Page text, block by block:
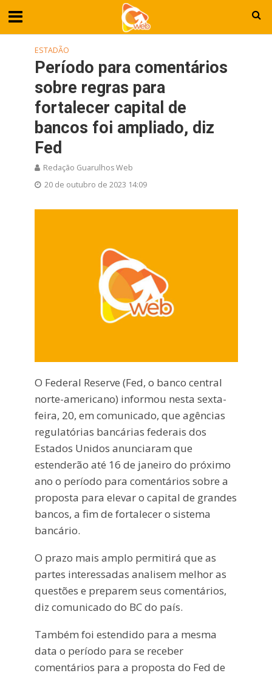
ESTADÃO
Período para comentários
sobre regras para
fortalecer capital de
bancos foi ampliado, diz
Fed
Redação Guarulhos Web
20 de outubro de 2023 14:09
O Federal Reserve (Fed, o banco central
norte-americano) informou nesta sexta-
feira, 20, em comunicado, que agências
regulatórias bancárias federais dos
Estados Unidos anunciaram que
estenderão até 16 de janeiro do próximo
ano o período para comentários sobre a
proposta para elevar o capital de grandes
bancos, a fim de fortalecer o sistema
bancário.
O prazo mais amplo permitirá que as
partes interessadas analisem melhor as
questões e preparem seus comentários,
diz comunicado do BC do país.
Também foi estendido para a mesma
data o período para se receber
comentários para a proposta do Fed de